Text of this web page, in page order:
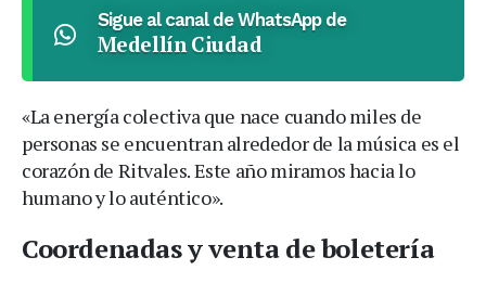
Sigue al canal de WhatsApp de
Medellín Ciudad
«La energía colectiva que nace cuando miles de
personas se encuentran alrededor de la música es el
corazón de Ritvales. Este año miramos hacia lo
humano y lo auténtico».
Coordenadas y venta de boletería